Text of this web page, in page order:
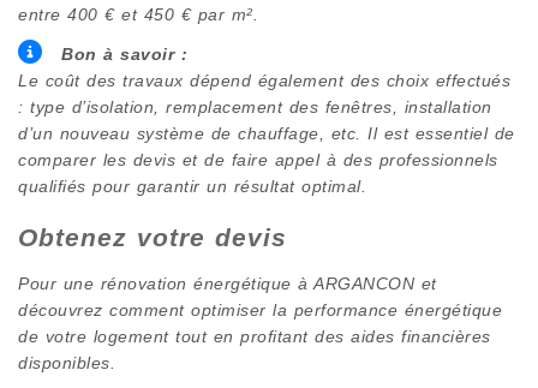
entre 400 € et 450 € par m².
Bon à savoir :
Le coût des travaux dépend également des choix effectués
: type d’isolation, remplacement des fenêtres, installation
d’un nouveau système de chauffage, etc. Il est essentiel de
comparer les devis et de faire appel à des professionnels
qualifiés pour garantir un résultat optimal.
Obtenez votre devis
Pour une rénovation énergétique à ARGANCON et
découvrez comment optimiser la performance énergétique
de votre logement tout en profitant des aides financières
disponibles.